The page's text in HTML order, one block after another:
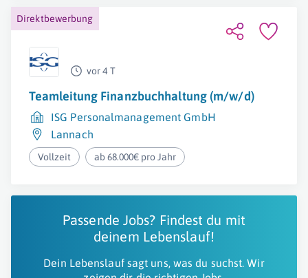
Direktbewerbung
vor 4 T
Teamleitung Finanzbuchhaltung (m/w/d)
ISG Personalmanagement GmbH
Lannach
Vollzeit ab 68.000€ pro Jahr
Passende Jobs? Findest du mit
deinem Lebenslauf!
Dein Lebenslauf sagt uns, was du suchst. Wir